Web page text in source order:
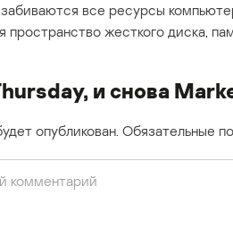
все ресурсы
пространство жесткого диска,
и снова
опубликован. Обязательные